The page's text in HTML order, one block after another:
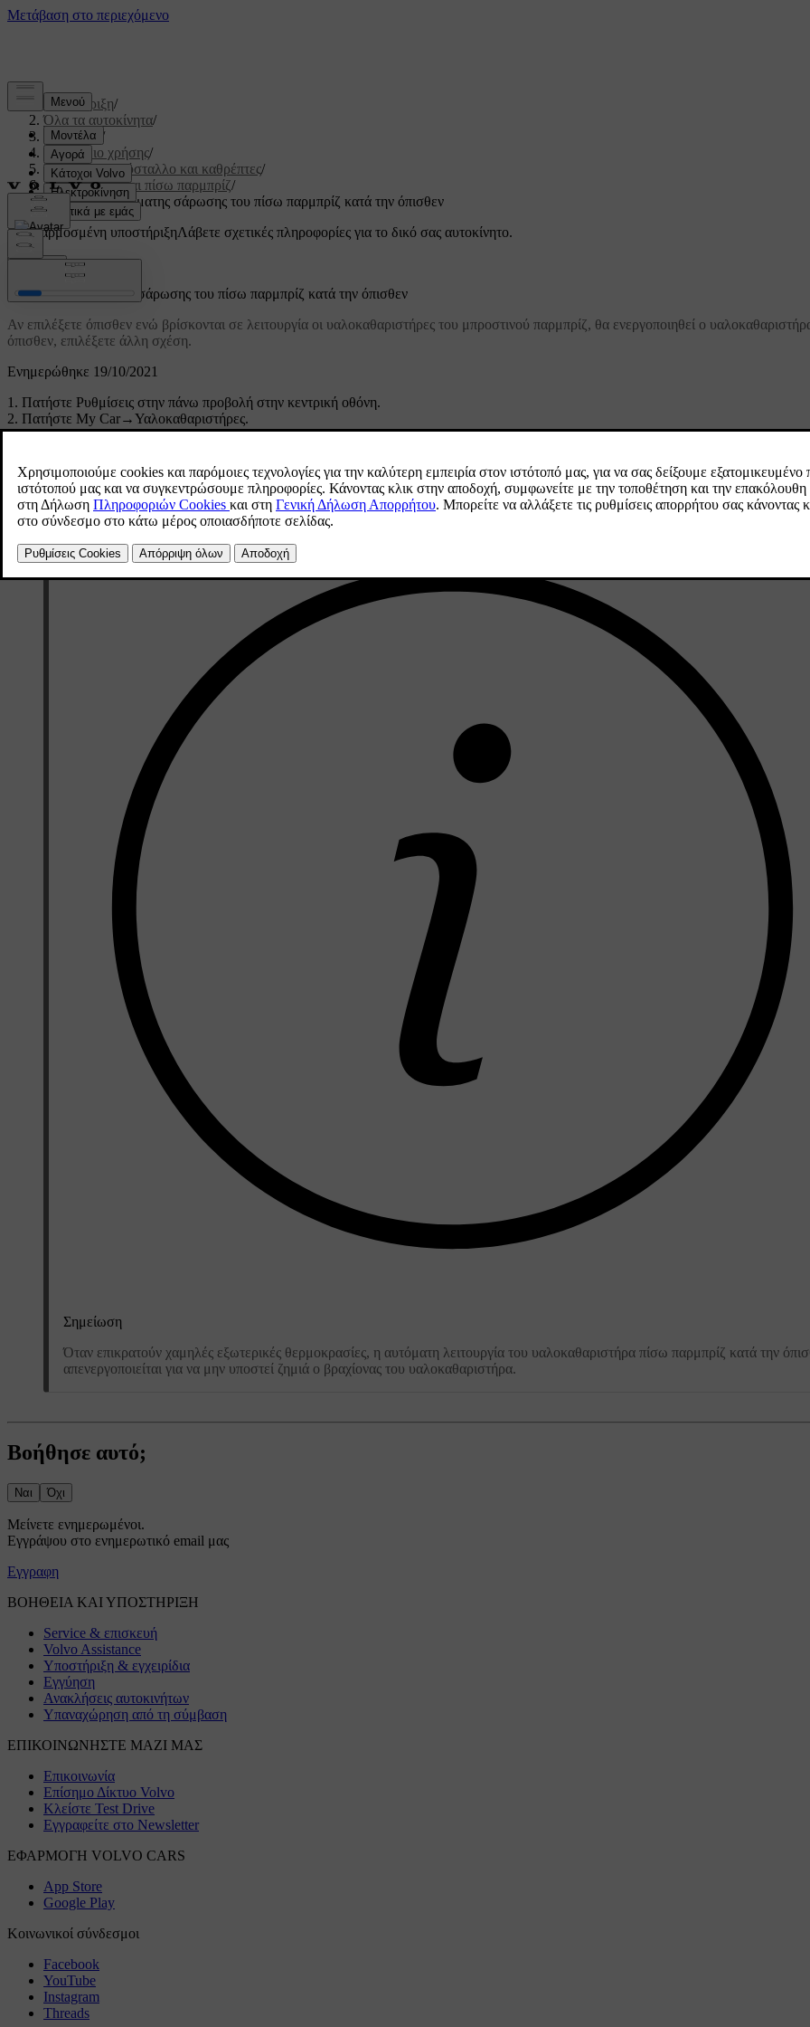
Υποστήριξη/
Όλα τα αυτοκίνητα/
V60 2022 /
Εγχειρίδιο χρήσης/
Παράθυρα, κρύσταλλο και καθρέπτες/
Μπροστινό και πίσω παρμπρίζ/
Χρήση της αυτόματης σάρωσης του πίσω παρμπρίζ κατά την όπισθεν
Προσαρμοσμένη υποστήριξηΛάβετε σχετικές πληροφορίες για το δικό σας αυτοκίνητο.
Ενημερώθηκε 19/10/2021
Χρήση της αυτόματης σάρωσης του πίσω παρμπρίζ κατά την όπισθεν
Αν επιλέξετε όπισθεν ενώ βρίσκονται σε λειτουργία οι υαλοκαθαριστήρες του μπροστινού παρμπρίζ, θα ενεργοποιηθεί ο
όπισθεν, επιλέξετε άλλη σχέση.
Πατήστε Ρυθμίσεις στην πάνω προβολή στην κεντρική οθόνη.
Πατήστε My Car→Υαλοκαθαριστήρες.
ΕπιλέξτεΑυτόματη σάρωση πίσω υαλοκαθαρ.για να ενεργοποιηθεί/απενεργοποιηθεί η λειτουργία των υαλοκαθαριστήρων κατά την
Αν ο υαλοκαθαριστήρας του πίσω παρμπρίζ λειτουργεί ήδη σε σταθερή ταχύτητα, δεν υπάρχει αλλαγή όταν επιλεγεί η όπισθεν.
Σημείωση
Όταν επικρατούν χαμηλές εξωτερικές θερμοκρασίες, η αυτόματη λειτουργία του υαλοκαθαριστήρα πίσω παρμπρίζ κατά την
απενεργοποιείται για να μην υποστεί ζημιά ο βραχίονας του υαλοκαθαριστήρα.
Βοήθησε αυτό;
Ναι Όχι